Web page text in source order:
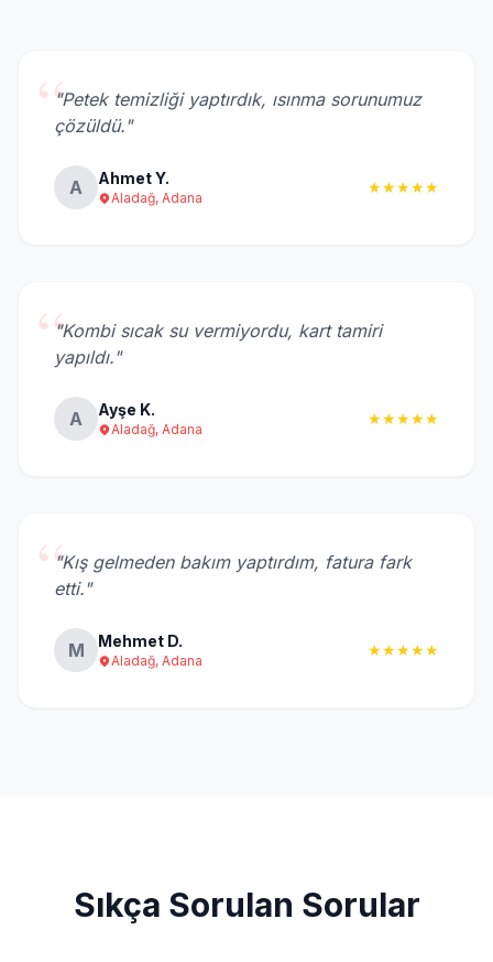
“"Petek temizliği yaptırdık, ısınma sorunumuz
çözüldü."
A Ahmet Y.
Aladağ, Adana
★★★★★
“"Kombi sıcak su vermiyordu, kart tamiri
yapıldı."
A Ayşe K.
Aladağ, Adana
★★★★★
“"Kış gelmeden bakım yaptırdım, fatura fark
etti."
M Mehmet D.
Aladağ, Adana
★★★★★
Sıkça Sorulan Sorular